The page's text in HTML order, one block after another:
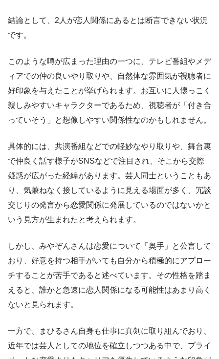
結論として、2人が恋人関係にあるとは断言できない状況
です。
このような噂が広まった理由の一つに、テレビ番組やメデ
ィアでの仲の良いやり取りや、自然体な雰囲気が視聴者に
好印象を与えたことが挙げられます。お互いに人懐っこく
親しみやすいキャラクターであるため、視聴者が「付き合
っていそう」と想像しやすい関係性なのかもしれません。
具体的には、共演番組などでの軽妙なやり取りや、舞台裏
で仲良く話す様子がSNSなどで注目され、そこから交際
疑惑が広がった経緯があります。芸人同士ということもあ
り、気兼ねなく接しているように見える場面が多く、冗談
交じりの発言から恋愛関係に発展しているのではないかと
いう見方が生まれたと考えられます。
しかし、みやぞんさんは恋愛について「奥手」と公言して
おり、好意を持つ相手がいても自分から積極的にアプロー
チすることが苦手であると述べています。その性格を踏ま
えると、誰かと急速に恋人関係になる可能性はあまり高く
ないと見られます。
一方で、まひるさん自身も仕事に真剣に取り組んでおり、
近年では芸人としての地位を確立しつつある中で、プライ